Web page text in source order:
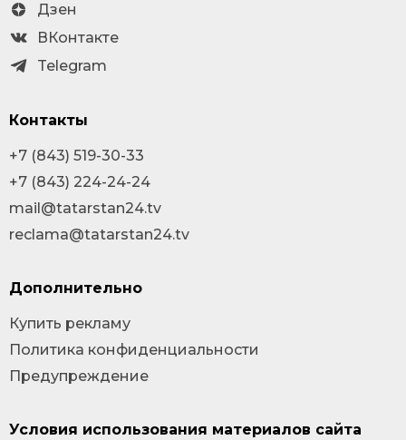
Условия использования материалов сайта
Дзен
ВКонтакте
Telegram
Контакты
+7 (843) 519-30-33
+7 (843) 224-24-24
mail@tatarstan24.tv
reclama@tatarstan24.tv
Дополнительно
Купить рекламу
Политика конфиденциальности
Предупреждение